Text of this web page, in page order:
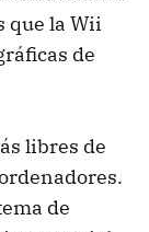
que la Wii
de
libres de
de